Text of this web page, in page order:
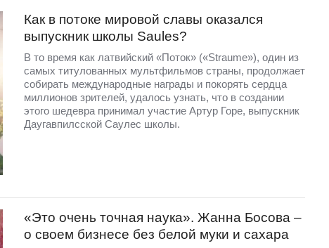
Как в потоке мировой славы оказался
выпускник школы Saules?
В то время как латвийский «Поток» («Straume»), один из
самых титулованных мультфильмов страны, продолжает
собирать международные награды и покорять сердца
миллионов зрителей, удалось узнать, что в создании
этого шедевра принимал участие Артур Горе, выпускник
Даугавпилсской Саулес школы.
«Это очень точная наука». Жанна Босова –
о своем бизнесе без белой муки и сахара